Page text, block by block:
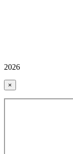
2026
×